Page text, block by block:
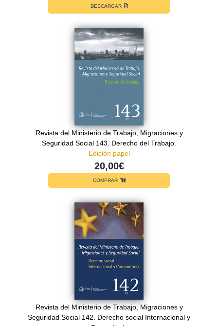
DESCARGAR
Revista del Ministerio de Trabajo, Migraciones y
Seguridad Social 143. Derecho del Trabajo.
Edición papel
20,00€
COMPRAR
Revista del Ministerio de Trabajo, Migraciones y
Seguridad Social 142. Derecho social Internacional y